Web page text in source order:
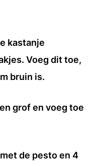
kastanje
Voeg dit toe,
bruin is.
grof en voeg toe
de pesto en 4